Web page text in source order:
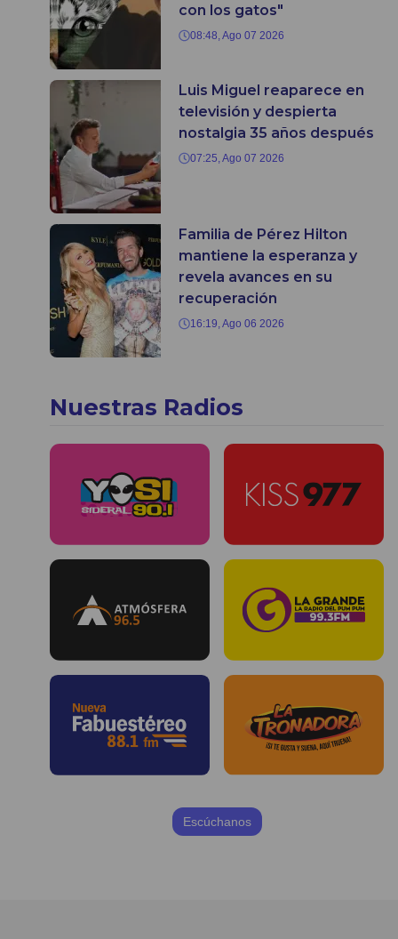
con los gatos"
08:48, Ago 07 2026
Luis Miguel reaparece en
televisión y despierta
nostalgia 35 años después
07:25, Ago 07 2026
Familia de Pérez Hilton
mantiene la esperanza y
revela avances en su
recuperación
16:19, Ago 06 2026
Nuestras Radios
Escúchanos